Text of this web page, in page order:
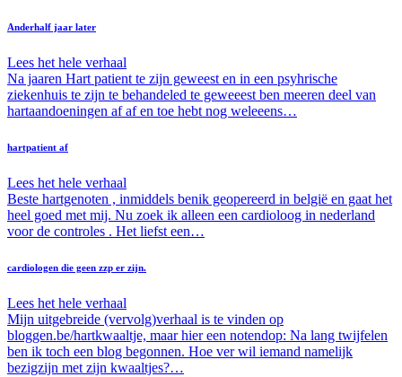
Anderhalf jaar later
Lees het hele verhaal
Na jaaren Hart patient te zijn geweest en in een psyhrische
ziekenhuis te zijn te behandeled te geweeest ben meeren deel van
hartaandoeningen af af en toe hebt nog weleeens…
hartpatient af
Lees het hele verhaal
Beste hartgenoten , inmiddels benik geopereerd in belgië en gaat het
heel goed met mij. Nu zoek ik alleen een cardioloog in nederland
voor de controles . Het liefst een…
cardiologen die geen zzp er zijn.
Lees het hele verhaal
Mijn uitgebreide (vervolg)verhaal is te vinden op
bloggen.be/hartkwaaltje, maar hier een notendop: Na lang twijfelen
ben ik toch een blog begonnen. Hoe ver wil iemand namelijk
bezigzijn met zijn kwaaltjes?…